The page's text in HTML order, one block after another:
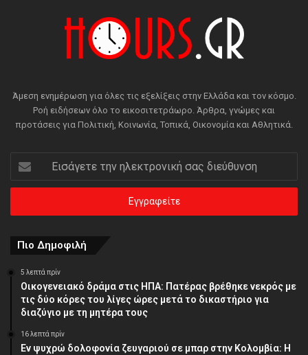
Άμεση ενημέρωση για όλες τις εξελίξεις στην Ελλάδα και τον κόσμο.
Ροή ειδήσεων όλο το εικοσιτετράωρο. Άρθρα, γνώμες και
προτάσεις για Πολιτική, Κοινωνία, Τοπικά, Οικονομία και Αθλητικά.
Εισάγετε
την
ηλεκτρονική
διεύθυνση
Πιο Δημοφιλή
5 λεπτά πρίν
Οικογενειακό δράμα στις ΗΠΑ: Πατέρας βρέθηκε νεκρός με
τις δύο κόρες του λίγες ώρες μετά το δικαστήριο για
διαζύγιο με τη μητέρα τους
16 λεπτά πρίν
Εν ψυχρώ δολοφονία ζευγαριού σε μπαρ στην Κολομβία: Η